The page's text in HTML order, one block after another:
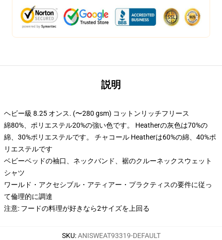
説明
ヘビー級 8.25 オンス. (〜280 gsm) コットンリッチフリース
綿80%、ポリエステル20%の強い色です。 Heatherの灰色は70%の
綿、30%ポリエステルです。 チャコール Heatherは60%の綿、40%ポ
リエステルです
ベビーベッドの袖口、ネックバンド、裾のクルーネックスウェット
シャツ
ワールド・アクセシブル・アティアー・プラクティスの要件に従っ
て倫理的に調達
注意: フードの料理が好きなら2サイズを上回る
SKU:ANISWEAT93319-DEFAULT